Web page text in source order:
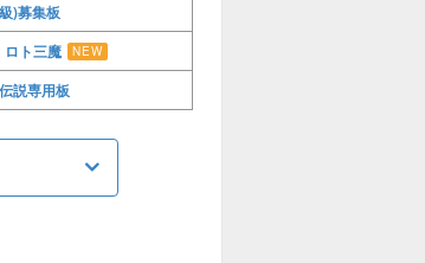
)募集板
ト三魔 NEW
説専用板